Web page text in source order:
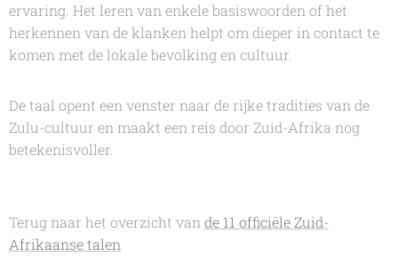
ervaring. Het leren van enkele basiswoorden of het
herkennen van de klanken helpt om dieper in contact te
komen met de lokale bevolking en cultuur.
De taal opent een venster naar de rijke tradities van de
Zulu-cultuur en maakt een reis door Zuid-Afrika nog
betekenisvoller.
Terug naar het overzicht van de 11 officiële Zuid-
Afrikaanse talen